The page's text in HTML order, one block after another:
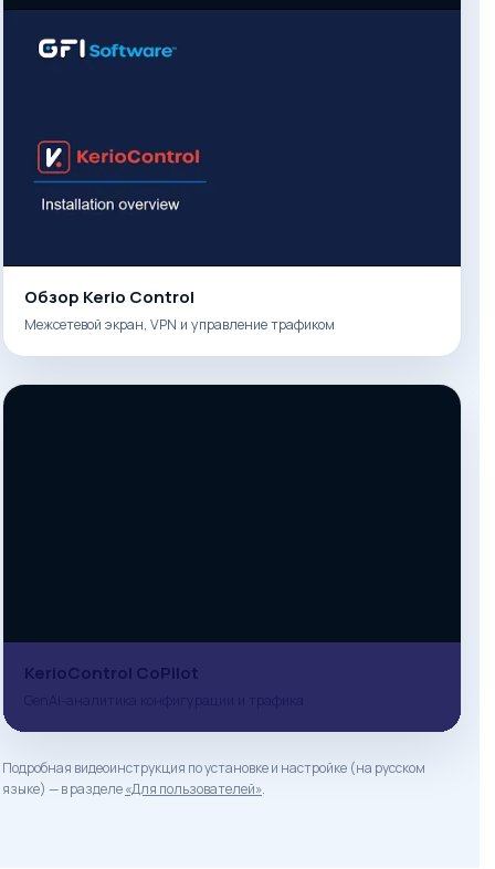
Обзор Kerio Control
Межсетевой экран, VPN и управление трафиком
KerioControl CoPilot
Подробная видеоинструкция по установке и настройке (на русском
языке) — в разделе«Для пользователей».